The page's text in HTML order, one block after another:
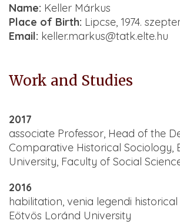
Name: Keller Márkus
Place of Birth: Lipcse, 1974.
Email: keller.markus@tatk.elte.hu
Work and Studies
2017
associate Professor, Head of the
Comparative Historical Sociology,
University, Faculty of Social
2016
habilitation, venia legendi historical
Eötvös Loránd University